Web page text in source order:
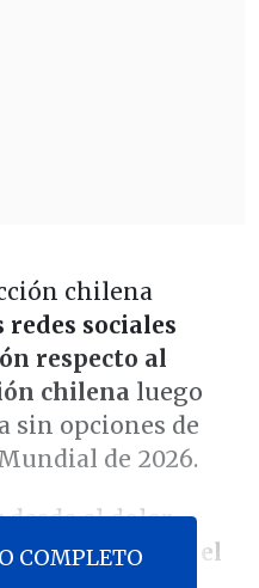
chilena
redes sociales
respecto al
chilena luego
sin opciones de
de 2026.
el dolor.
compromiso y el
COMPLETO